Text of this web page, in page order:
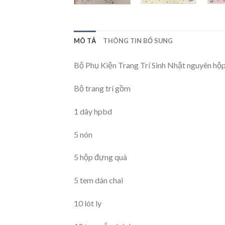
MÔ TẢ THÔNG TIN BỔ SUNG
Bộ Phụ Kiện Trang Trí Sinh Nhật nguyên
Bộ trang trí gồm
1 dây hpbd
5 nón
5 hộp đựng quà
5 tem dán chai
10 lót ly